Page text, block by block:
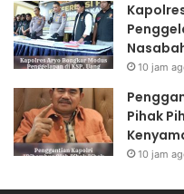
10 jam
Pihak
10 jam